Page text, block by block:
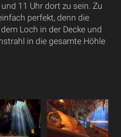
11 Uhr dort zu sein. Zu
perfekt, denn die
Loch in der Decke und
in die gesamte Höhle